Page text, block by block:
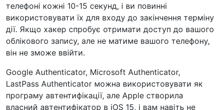
телефоні кожні 10-15 секунд, і ви повинні
використовувати їх для входу до закінчення терміну
дії. Якщо хакер спробує отримати доступ до вашого
облікового запису, але не матиме вашого телефону,
він не зможе ввійти.
Google Authenticator, Microsoft Authenticator,
LastPass Authenticator можна використовувати як
програму автентифікації, але Apple створила
власний автентифікатор в iOS 15, і вам навіть не